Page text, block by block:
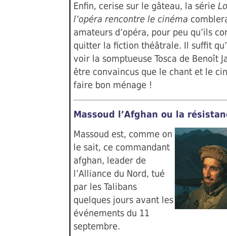
Enfin, cerise sur le gâteau, la série
l’opéra rencontre le cinéma
amateurs d’opéra, pour peu qu’ils
quitter la fiction théâtrale. Il suffit
voir la somptueuse Tosca de Benoît
être convaincus que le chant et le
faire bon ménage !
Massoud l’Afghan ou la
Massoud est, comme on
le sait, ce commandant
afghan, leader de
l’Alliance du Nord, tué
par les Talibans
quelques jours avant les
événements du 11
septembre.